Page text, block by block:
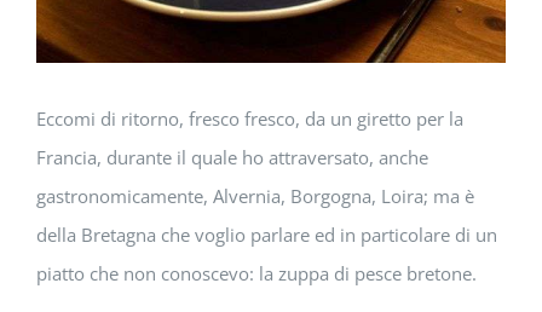
Eccomi di ritorno, fresco fresco, da un giretto per la
Francia, durante il quale ho attraversato, anche
gastronomicamente, Alvernia, Borgogna, Loira; ma è
della Bretagna che voglio parlare ed in particolare di un
piatto che non conoscevo: la zuppa di pesce bretone.